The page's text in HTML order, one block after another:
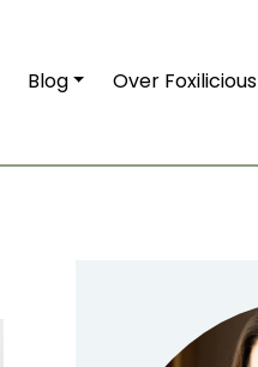
Blog Over Foxilicious